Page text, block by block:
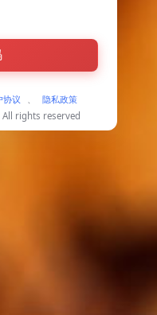
协议
隐私政策
All rights reserved